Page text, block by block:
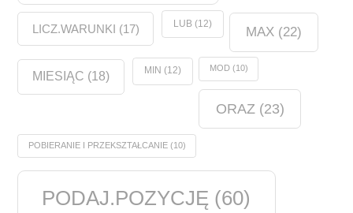
LICZ.WARUNKI (17) LUB(12)
MAX(22)
MIESIĄC (18) MIN (12) MOD(10)
ORAZ (23)
POBIERANIE I PRZEKSZTAŁCANIE(10)
PODAJ.POZYCJĘ (60)